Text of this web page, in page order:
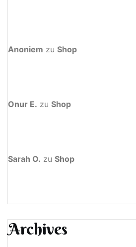
Anoniem zu Shop
Onur E. zu Shop
Sarah O. zu Shop
Archives